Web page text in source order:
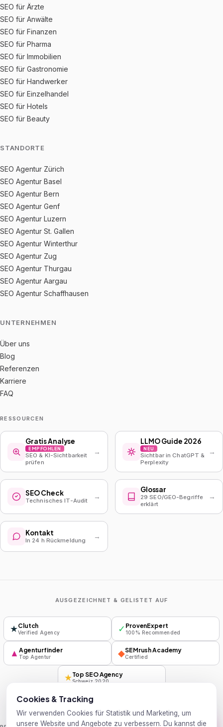
SEO für Ärzte
SEO für Anwälte
SEO für Finanzen
SEO für Pharma
SEO für Immobilien
SEO für Gastronomie
SEO für Handwerker
SEO für Einzelhandel
SEO für Hotels
SEO für Beauty
STANDORTE
SEO Agentur Zürich
SEO Agentur Basel
SEO Agentur Bern
SEO Agentur Genf
SEO Agentur Luzern
SEO Agentur St. Gallen
SEO Agentur Winterthur
SEO Agentur Zug
SEO Agentur Thurgau
SEO Agentur Aargau
SEO Agentur Schaffhausen
UNTERNEHMEN
Über uns
Blog
Referenzen
Karriere
FAQ
RESSOURCEN
Gratis Analyse
EMPFOHLEN
SEO & KI-Sichtbarkeit
prüfen
→
LLMO Guide 2026
NEU
Sichtbar in ChatGPT &
Perplexity
→
SEO Check
Technisches IT-Audit →
Glossar
29 SEO/GEO-Begriffe
erklärt
→
Kontakt
In 24 h Rückmeldung →
AUSGEZEICHNET & GELISTET AUF
★Clutch
Verified Agency ✓ ProvenExpert
100% Recommended
▲ Agenturfinder
Top Agentur ◆SEMrush Academy
Certified
★Top SEO Agency
Schweiz 2020
Cookies & Tracking
Wir verwenden Cookies für Statistik und Marketing, um
unsere Website und Angebote zu verbessern. Du kannst die